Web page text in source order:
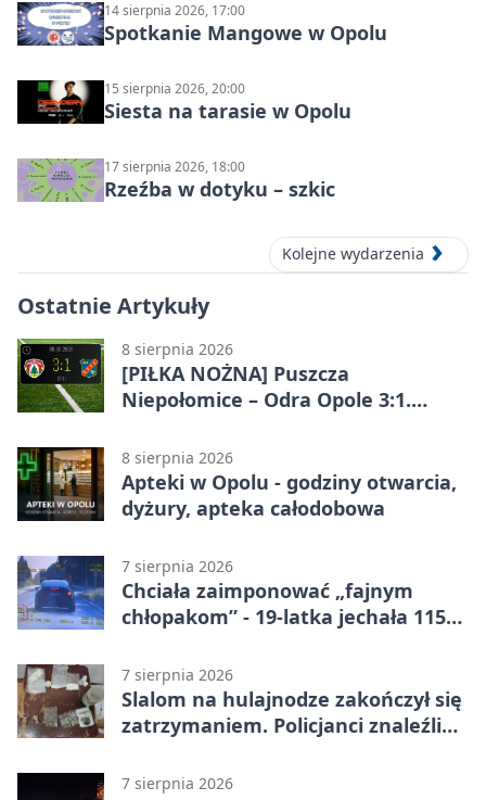
14 sierpnia 2026, 17:00
Spotkanie Mangowe w Opolu
15 sierpnia 2026, 20:00
Siesta na tarasie w Opolu
17 sierpnia 2026, 18:00
Rzeźba w dotyku – szkic
Kolejne wydarzenia
Ostatnie Artykuły
8 sierpnia 2026
[PIŁKA NOŻNA] Puszcza
Niepołomice – Odra Opole 3:1.
ligi
8 sierpnia 2026
Apteki w Opolu - godziny otwarcia,
dyżury, apteka całodobowa
7 sierpnia 2026
Chciała zaimponować „fajnym
chłopakom” - 19-latka jechała 115
7 sierpnia 2026
Slalom na hulajnodze zakończył się
zatrzymaniem. Policjanci znaleźli
7 sierpnia 2026